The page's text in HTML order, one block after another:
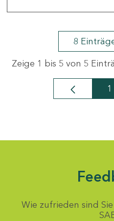
8
Zeige 1 bis 5 von 5
1
Wie zufrieden sind